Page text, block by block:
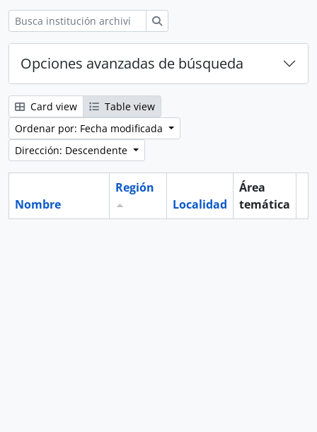
Opciones avanzadas de búsqueda
Card view
Table view
Ordenar por: Fecha modificada
Dirección: Descendente
Nombre
Región
Localidad
Área
temática